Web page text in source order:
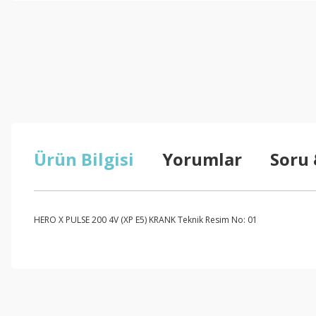
Ürün Bilgisi Yorumlar Soru
HERO X PULSE 200 4V (XP E5) KRANK Teknik Resim No: 01